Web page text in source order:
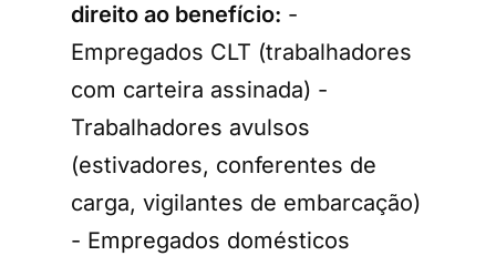
direito ao benefício: -
Empregados CLT (trabalhadores
com carteira assinada) -
Trabalhadores avulsos
(estivadores, conferentes de
carga, vigilantes de embarcação)
- Empregados domésticos